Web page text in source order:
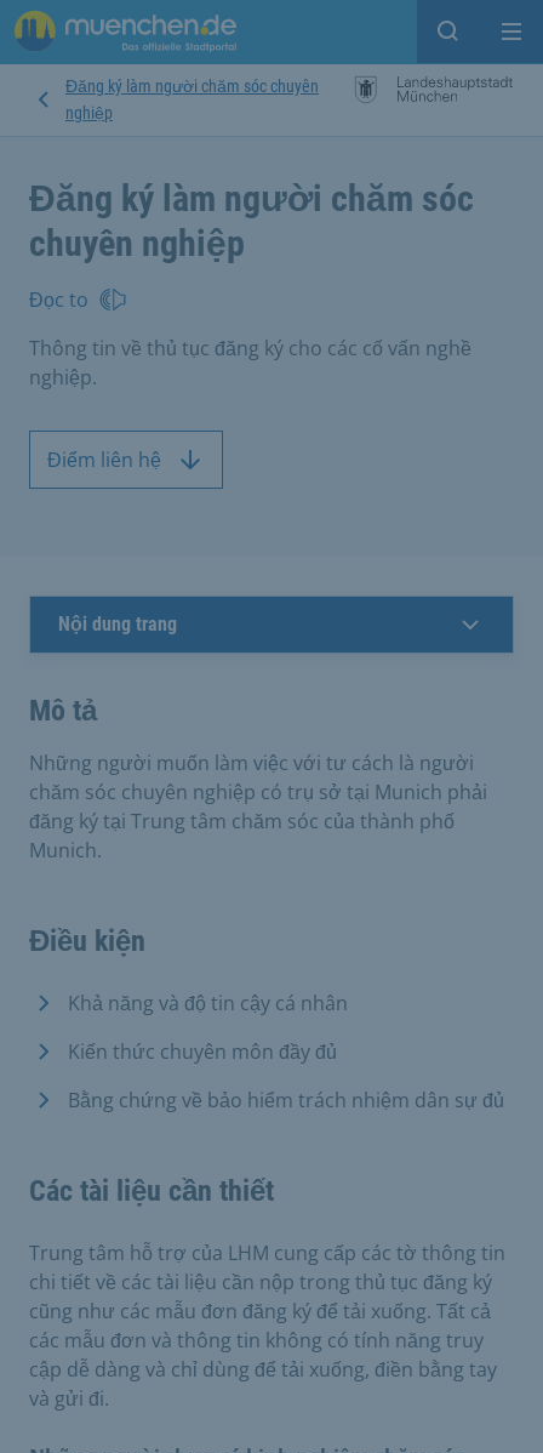
Open
Đăng ký làm người chăm sóc chuyên
nghiệp
Đăng ký làm người chăm sóc
chuyên nghiệp
Đọc to
Thông tin về thủ tục đăng ký cho các cố vấn nghề
nghiệp.
Điểm liên hệ
Nội dung trang
Mô tả
Những người muốn làm việc với tư cách là người
chăm sóc chuyên nghiệp có trụ sở tại Munich phải
đăng ký tại Trung tâm chăm sóc của thành phố
Munich.
Điều kiện
Khả năng và độ tin cậy cá nhân
Kiến thức chuyên môn đầy đủ
Bằng chứng về bảo hiểm trách nhiệm dân sự đủ
Các tài liệu cần thiết
Trung tâm hỗ trợ của LHM cung cấp các tờ thông tin
chi tiết về các tài liệu cần nộp trong thủ tục đăng ký
cũng như các mẫu đơn đăng ký để tải xuống. Tất cả
các mẫu đơn và thông tin không có tính năng truy
cập dễ dàng và chỉ dùng để tải xuống, điền bằng tay
và gửi đi.